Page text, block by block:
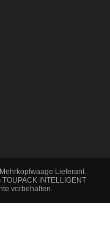
Lieferant.
INTELLIGENT
vorbehalten.